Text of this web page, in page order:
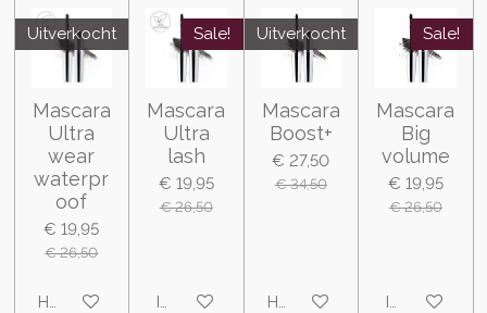
Uitverkocht
Mascara
Ultra
wear
waterpr
oof
€ 19,95
€ 26,50
Houd mij op de hoogte
Sale!
Mascara
Ultra
lash
€ 19,95
€ 26,50
In winkelwagen
Uitverkocht
Mascara
Boost+
€ 27,50
€ 34,50
Houd mij op de hoogte
Sale!
Mascara
Big
volume
€ 19,95
€ 26,50
In